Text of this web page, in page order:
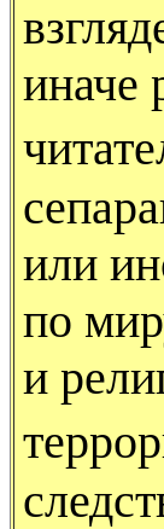
иначе
или
по
и